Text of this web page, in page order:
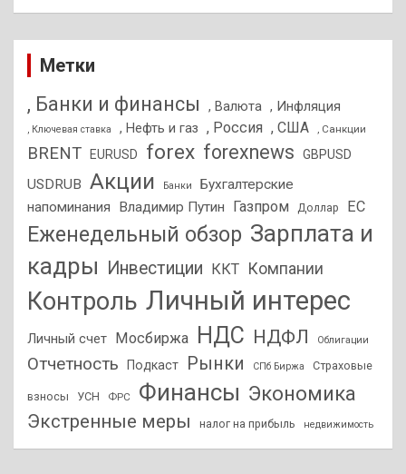
Метки
, Банки и финансы , Валюта , Инфляция
, Ключевая ставка , Нефть и газ , Россия , США , Санкции
BRENT EURUSD forex forexnews GBPUSD
USDRUB Акции Банки
Бухгалтерские
напоминания
Владимир Путин Газпром Доллар ЕС
Еженедельный обзор Зарплата и
кадры
Инвестиции ККТ Компании
Контроль Личный интерес
Личный счет Мосбиржа НДС НДФЛ Облигации
Отчетность Подкаст Рынки СПб Биржа Страховые
взносы УСН ФРС Финансы Экономика
Экстренные меры налог на прибыль недвижимость